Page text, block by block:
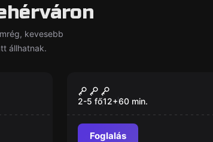
kevesebb
állhatnak.
a
Új
A Kápolna
2-5 fő12+60 min.
Foglalás